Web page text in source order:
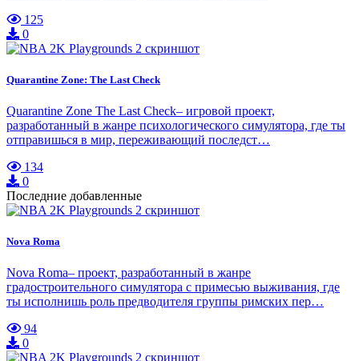
125
0
Quarantine Zone: The Last Check
Quarantine Zone The Last Check– игровой проект,
разработанный в жанре психологического симулятора, где ты
отправишься в мир, переживающий последст…
134
0
Последние добавленные
Nova Roma
Nova Roma– проект, разработанный в жанре
градостроительного симулятора с примесью выживания, где
ты исполнишь роль предводителя группы римских пер…
94
0